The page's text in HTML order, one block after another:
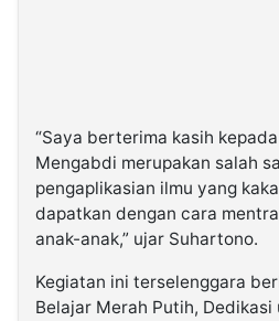
“Saya berterima kasih
Mengabdi merupakan salah
pengaplikasian ilmu yang
dapatkan dengan cara
anak-anak,” ujar Suhartono.
Kegiatan ini terselenggara
Belajar Merah Putih,